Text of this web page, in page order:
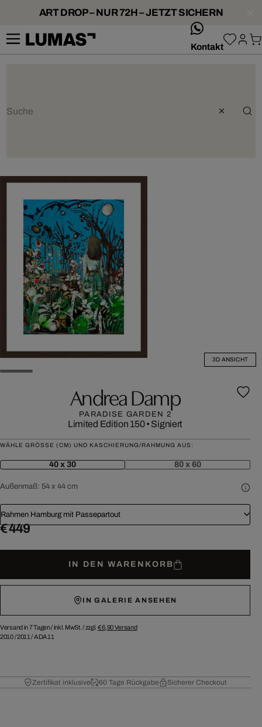
ART DROP – NUR 72H – JETZT SICHERN
Kontakt
3D ANSICHT
Andrea Damp
PARADISE GARDEN 2
Limited Edition 150• Signiert
WÄHLE GRÖSSE (CM) UND KASCHIERUNG/RAHMUNG AUS:
40 x 30 80 x 60
Außenmaß: 54 x 44 cm
Rahmen Hamburg mit Passepartout
€ 449
IN DEN WARENKORB
IN GALERIE ANSEHEN
Versand in 7 Tagen /inkl. MwSt. / zzgl. € 6,90Versand
2010/2011 /ADA11
Zertifikat inklusive 60 Tage Rückgabe Sicherer Checkout